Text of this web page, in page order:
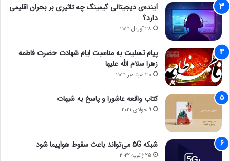
آینده‌ی دیجیتالی گیمینگ چه تاثیری بر بحران اقلیمی
دارد؟
28 آوریل 2021
پیام تسلیت به مناسبت ایام شهادت حضرت فاطمه
زهرا سلام الله علیها
30 سپتامبر 2021
کتاب واقعه عاشورا و پاسخ به شبهات
9 جولای 2021
شبکه 5G می‌تواند باعث سقوط هواپیما شود
25 ژانویه 2022